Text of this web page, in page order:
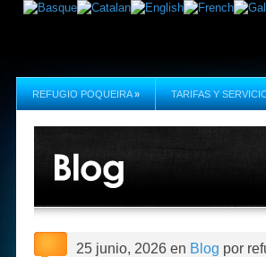
REFUGIO POQUEIRA » TARIFAS Y
25 junio, 2026 en Blog por